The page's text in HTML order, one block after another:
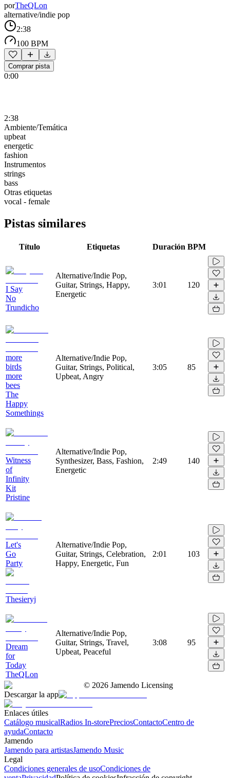
porTheQLon
alternative/indie pop
2:38
100 BPM
Comprar pista
0:00
2:38
Ambiente/Temática
upbeat
energetic
fashion
Instrumentos
strings
bass
Otras etiquetas
vocal - female
Pistas similares
Título Etiquetas Duración BPM
I Say
No
Trundicho
Alternative/Indie Pop,
Guitar, Strings, Happy,
Energetic
3:01 120
more
birds
more
bees
The
Happy
Somethings
Alternative/Indie Pop,
Guitar, Strings, Political,
Upbeat, Angry
3:05 85
Witness
of
Infinity
Kit
Pristine
Alternative/Indie Pop,
Synthesizer, Bass, Fashion,
Energetic
2:49 140
Let's
Go
Party
Thesieryj
Alternative/Indie Pop,
Guitar, Strings, Celebration,
Happy, Energetic, Fun
2:01 103
Dream
for
Today
TheQLon
Alternative/Indie Pop,
Guitar, Strings, Travel,
Upbeat, Peaceful
3:08 95
© 2026 Jamendo Licensing
Descargar la app
Enlaces útiles
Catálogo musicalRadios In-storePreciosContactoCentro de
ayudaContacto
Jamendo
Jamendo para artistasJamendo Music
Legal
Condiciones generales de usoCondiciones de